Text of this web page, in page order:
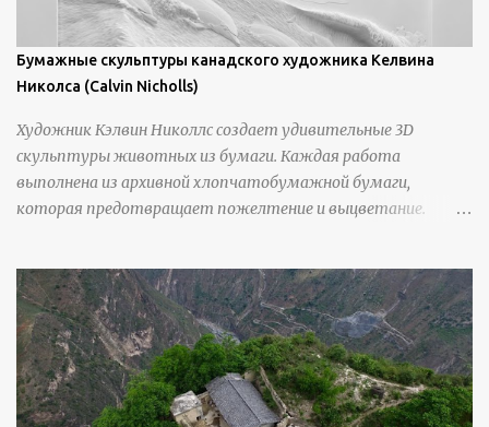
Бумажные скульптуры канадского художника Келвина
Николса (Calvin Nicholls)
Художник Кэлвин Николлс создает удивительные 3D
скульптуры животных из бумаги. Каждая работа
выполнена из архивной хлопчатобумажной бумаги,
которая предотвращает пожелтение и выцветание.
инструменты для текстурирования, чтобы точно
вылепить каждую деталь. источник
https://calvinnicholls.com/